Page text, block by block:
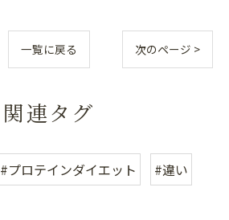
一覧に戻る 次のページ >
関連タグ
#プロテインダイエット #違い